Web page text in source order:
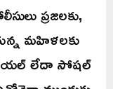
ప్రజలకు,
మహిళలకు
లేదా సోషల్